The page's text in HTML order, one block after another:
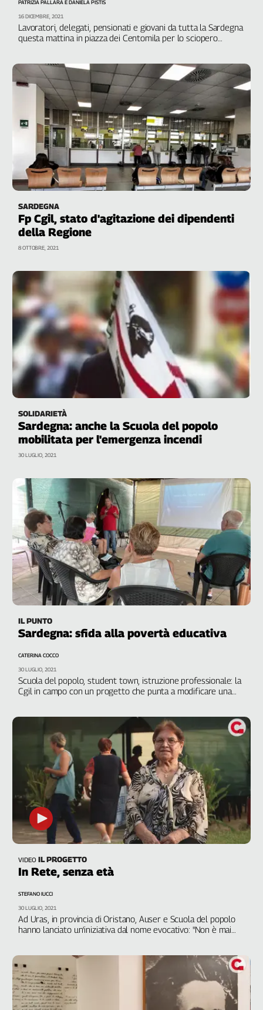
Lavoratori, delegati, pensionati e giovani da tutta la Sardegna
questa mattina in piazza dei Centomila per lo sciopero
mancanza di lavoro, di infrastrutture e per l’isolamento.
Conclude il segretario confederale Roberto Ghiselli
PATRIZIA PALLARA E DANIELA PISTIS
16 DICEMBRE, 2021
SARDEGNA
Fp Cgil, stato d'agitazione dei dipendenti
della Regione
8 OTTOBRE, 2021
SOLIDARIETÀ
Sardegna: anche la Scuola del popolo
mobilitata per l'emergenza incendi
30 LUGLIO, 2021
IL PUNTO
Sardegna: sfida alla povertà educativa
Scuola del popolo, student town, istruzione professionale: la
Cgil in campo con un progetto che punta a modificare una
CATERINA COCCO
30 LUGLIO, 2021
VIDEO IL PROGETTO
In Rete, senza età
Ad Uras, in provincia di Oristano, Auser e Scuola del popolo
hanno lanciato un'iniziativa dal nome evocativo: "Non è mai
bisogni che sono diventati ormai primari: prenotare una visita
o un vaccino, scaricare una ricetta medica, comunicare con un
parente lontano
STEFANO IUCCI
30 LUGLIO, 2021